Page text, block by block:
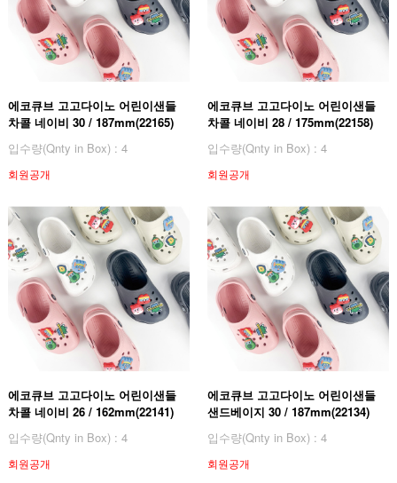
에코큐브 고고다이노 어린이샌들
차콜 네이비 30 / 187mm(22165)
입수량(Qnty in Box) : 4
회원공개
에코큐브 고고다이노 어린이샌들
차콜 네이비 28 / 175mm(22158)
입수량(Qnty in Box) : 4
회원공개
에코큐브 고고다이노 어린이샌들
차콜 네이비 26 / 162mm(22141)
입수량(Qnty in Box) : 4
회원공개
에코큐브 고고다이노 어린이샌들
샌드베이지 30 / 187mm(22134)
입수량(Qnty in Box) : 4
회원공개